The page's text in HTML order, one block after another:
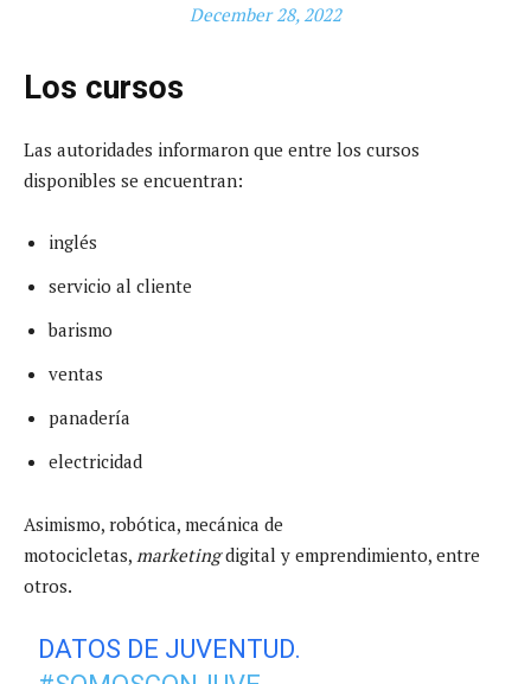
December 28, 2022
Los cursos
Las autoridades informaron que entre los cursos
disponibles se encuentran:
inglés
servicio al cliente
barismo
ventas
panadería
electricidad
Asimismo, robótica, mecánica de
motocicletas, marketingdigital y emprendimiento, entre
otros.
DATOS DE JUVENTUD.